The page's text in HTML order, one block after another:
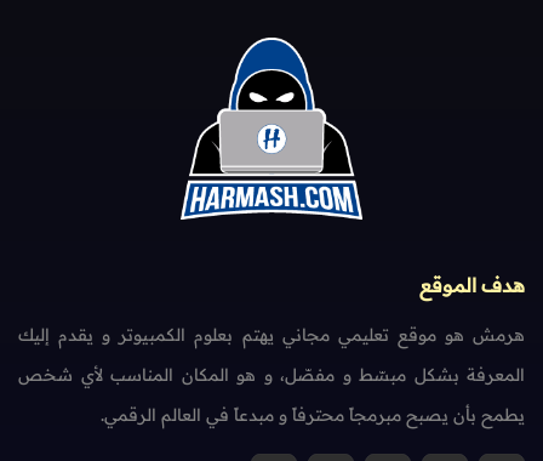
هدف الموقع
هرمش هو موقع تعليمي مجاني يهتم بعلوم الكمبيوتر و يقدم إليك
المعرفة بشكل مبسّط و مفصّل، و هو المكان المناسب لأي شخص
يطمح بأن يصبح مبرمجاً محترفاً و مبدعاً في العالم الرقمي.